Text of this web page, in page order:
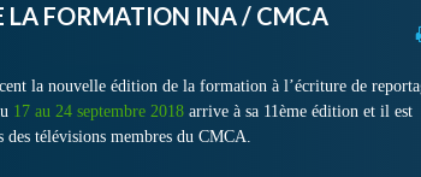
LA FORMATION INA / CMCA
la nouvelle édition de la formation à l’écriture de
17 au 24 septembre 2018 arrive à sa 11ème édition et il est
des télévisions membres du CMCA.